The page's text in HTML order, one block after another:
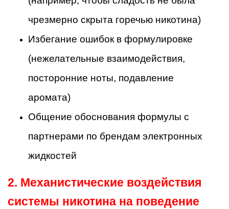
чрезмерно скрыта горечью никотина)
Избегание ошибок в формулировке
(нежелательные взаимодействия,
посторонние ноты, подавление
аромата)
Общение обоснования формулы с
партнерами по брендам электронных
жидкостей
2. Механистические воздействия
системы никотина на поведение